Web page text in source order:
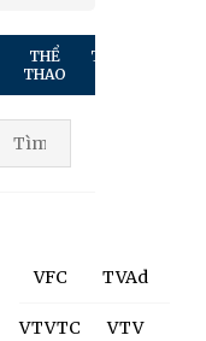
THỂ
THAO
TRUYỀN
VFC
VTVTC
TVAd
VTV